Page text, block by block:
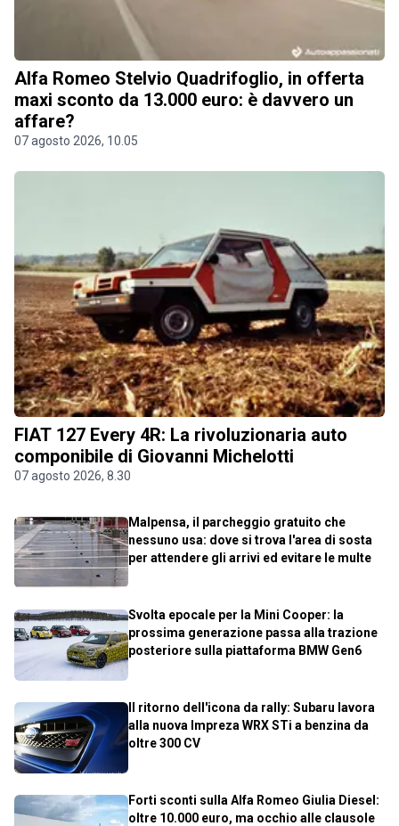
Alfa Romeo Stelvio Quadrifoglio, in offerta
maxi sconto da 13.000 euro: è davvero un
affare?
07 agosto 2026, 10.05
FIAT 127 Every 4R: La rivoluzionaria auto
componibile di Giovanni Michelotti
07 agosto 2026, 8.30
Malpensa, il parcheggio gratuito che
nessuno usa: dove si trova l'area di sosta
per attendere gli arrivi ed evitare le multe
Svolta epocale per la Mini Cooper: la
prossima generazione passa alla trazione
posteriore sulla piattaforma BMW Gen6
Il ritorno dell'icona da rally: Subaru lavora
alla nuova Impreza WRX STi a benzina da
oltre 300 CV
Forti sconti sulla Alfa Romeo Giulia Diesel:
oltre 10.000 euro, ma occhio alle clausole